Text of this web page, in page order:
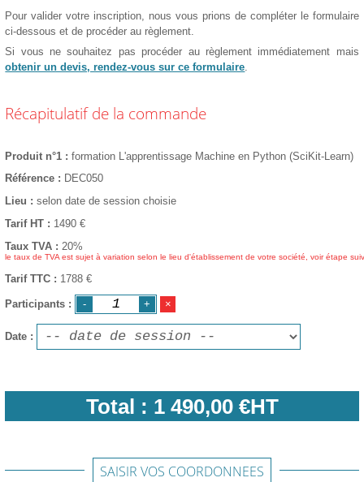
Pour valider votre inscription, nous vous prions de compléter le formulaire
ci-dessous et de procéder au règlement.
Si vous ne souhaitez pas procéder au règlement immédiatement mais
obtenir un devis, rendez-vous sur ce formulaire
Récapitulatif de la commande
Produit n°1
formation L'apprentissage Machine en Python (SciKit-Learn)
Référence
DEC050
Lieu
selon date de session choisie
Tarif HT
1490 €
Taux TVA
20%
le taux de TVA est sujet à variation selon le lieu d'établissement de votre société, voir étape
Tarif TTC 1788 €
Participants
Date
Total : 1 490,00 €HT
SAISIR VOS COORDONNEES